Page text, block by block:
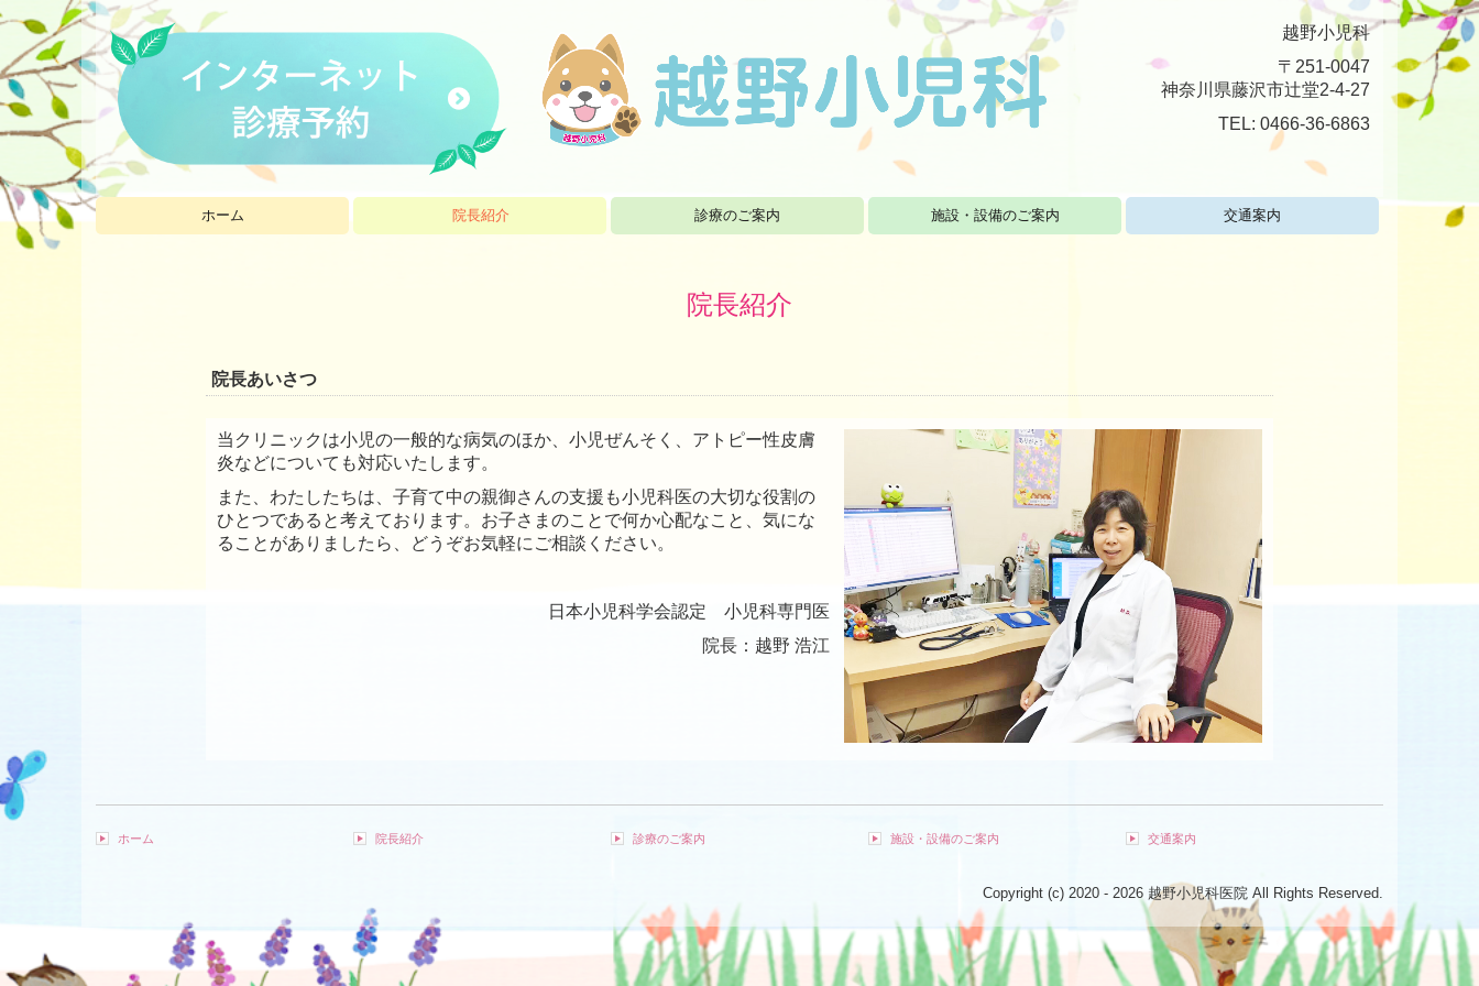
越野小児科
〒251-0047
神奈川県藤沢市辻堂2-4-27
TEL: 0466-36-6863
ホーム 院長紹介 診療のご案内 施設・設備のご案内 交通案内
院長紹介
院長あいさつ
当クリニックは小児の一般的な病気のほか、小児ぜんそく、アトピー性皮膚
炎などについても対応いたします。
また、わたしたちは、子育て中の親御さんの支援も小児科医の大切な役割の
ひとつであると考えております。お子さまのことで何か心配なこと、気にな
ることがありましたら、どうぞお気軽にご相談ください。
日本小児科学会認定 小児科専門医
院長：越野 浩江
ホーム 院長紹介 診療のご案内 施設・設備のご案内 交通案内
Copyright (c) 2020 - 2026 越野小児科医院 All Rights Reserved.